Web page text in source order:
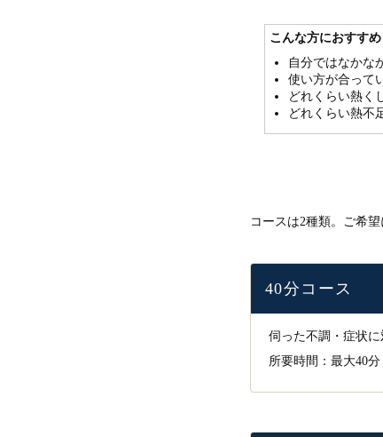
こんな方におすすめ
自分ではなかな
使い方が合って
どれくらい熱く
どれくらい熱不
コースは2種類。ご希
40分コース
伺った不調・症状
所要時間：最大40分